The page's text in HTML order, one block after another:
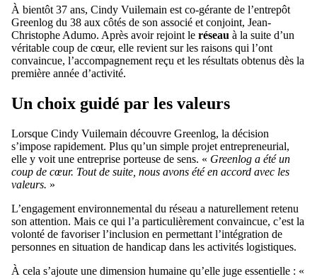
À bientôt 37 ans, Cindy Vuilemain est co-gérante de l’entrepôt
Greenlog du 38 aux côtés de son associé et conjoint, Jean-
Christophe Adumo. Après avoir rejoint le réseau à la suite d’un
véritable coup de cœur, elle revient sur les raisons qui l’ont
convaincue, l’accompagnement reçu et les résultats obtenus dès la
première année d’activité.
Un choix guidé par les valeurs
Lorsque Cindy Vuilemain découvre Greenlog, la décision
s’impose rapidement. Plus qu’un simple projet entrepreneurial,
elle y voit une entreprise porteuse de sens. « Greenlog a été un
coup de cœur. Tout de suite, nous avons été en accord avec les
valeurs. »
L’engagement environnemental du réseau a naturellement retenu
son attention. Mais ce qui l’a particulièrement convaincue, c’est la
volonté de favoriser l’inclusion en permettant l’intégration de
personnes en situation de handicap dans les activités logistiques.
À cela s’ajoute une dimension humaine qu’elle juge essentielle : «